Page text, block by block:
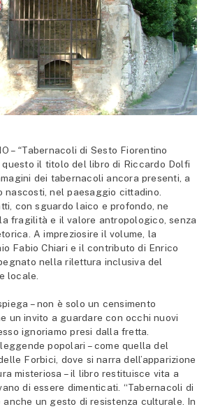
– “Tabernacoli di Sesto Fiorentino
questo il titolo del libro di Riccardo Dolfi
dei tabernacoli ancora presenti, a
nascosti, nel paesaggio cittadino.
con sguardo laico e profondo, ne
fragilità e il valore antropologico, senza
A impreziosire il volume, la
Fabio Chiari e il contributo di Enrico
nella rilettura inclusiva del
locale.
– non è solo un censimento
un invito a guardare con occhi nuovi
ignoriamo presi dalla fretta.
popolari – come quella del
Forbici, dove si narra dell’apparizione
misteriosa – il libro restituisce vita a
di essere dimenticati. “Tabernacoli di
anche un gesto di resistenza culturale. In